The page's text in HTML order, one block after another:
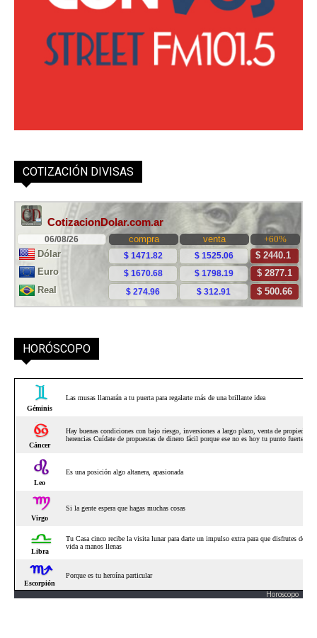
COTIZACIÓN DIVISAS
HORÓSCOPO
Horoscopo